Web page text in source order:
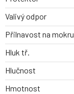
Valivý odpor
Přilnavost na mokru
Hluk tř.
Hlučnost
Hmotnost